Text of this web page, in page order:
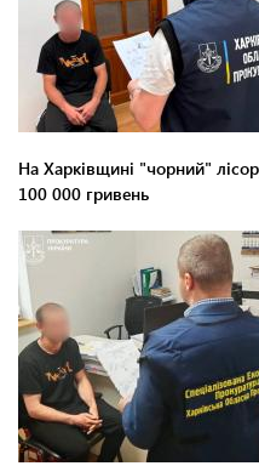
На Харківщині "чорний"
100 000 гривень